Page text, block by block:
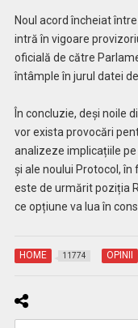
Noul acord încheiat
intră în vigoare
oficială de către
întâmple în jurul datei
În concluzie, deși noile
vor exista provocări
analizeze implicațiile
și ale noului Protocol,
este de urmărit poziția
ce opțiune va lua în
HOME 11774 OPINII